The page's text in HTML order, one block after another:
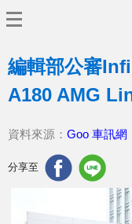
編輯部公審
A180 AMG
資料來源： Goo 車訊網
分享至